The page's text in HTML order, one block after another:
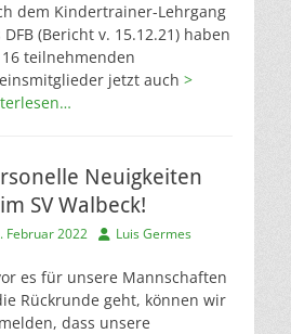
dem Kindertrainer-Lehrgang
DFB (Bericht v. 15.12.21) haben
teilnehmenden
jetzt auch >
Neuigkeiten
SV Walbeck!
Februar 2022 AutorLuis Germes
es für unsere Mannschaften
Rückrunde geht, können wir
dass unsere